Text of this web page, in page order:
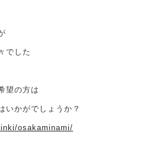
でした
望の方は
いかがでしょうか？
osakaminami/